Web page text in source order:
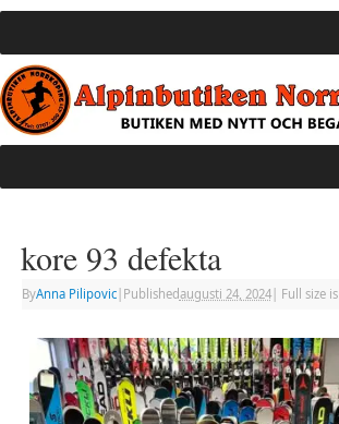
kore 93 defekta
ByAnna Pilipovic| Publishedaugusti 24, 2024| Full size is